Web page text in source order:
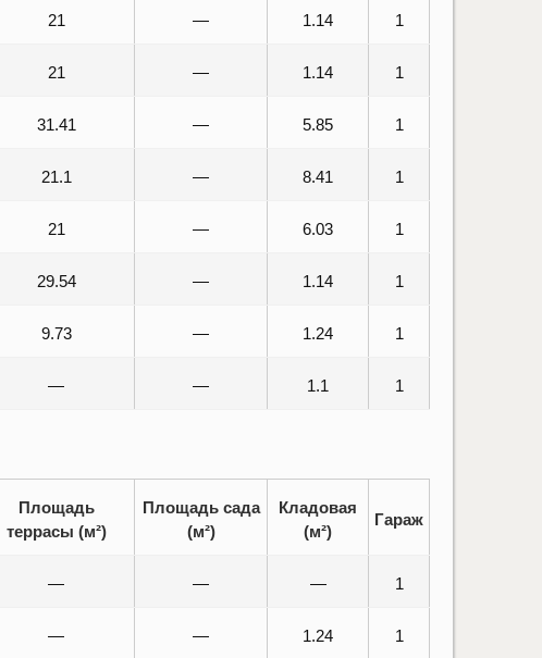
21 — 1.14 1
21 — 1.14 1
31.41 — 5.85 1
21.1 — 8.41 1
21 — 6.03 1
29.54 — 1.14 1
9.73 — 1.24 1
— — 1.1 1
Площадь
террасы (м²)
Площадь сада
(м²)
Кладовая
(м²)
Гараж
— — — 1
— — 1.24 1